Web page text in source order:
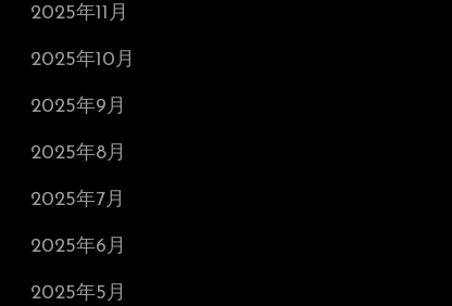
2025年11月
2025年10月
2025年9月
2025年8月
2025年7月
2025年6月
2025年5月